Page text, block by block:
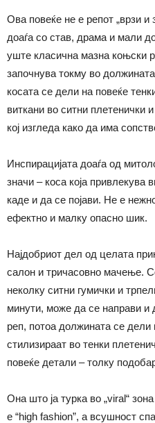
Ова повеќе не е репот „врзи и
доаѓа со став, драма и мали
уште класична мазна коњски
започнува токму во
косата се дели на повеќе
виткани во ситни плетенички
кој изгледа како да има
Инспирацијата доаѓа од
значи – коса која привлекува
каде и да се појави. Не е
ефектно и малку опасно шик.
Најдобриот дел од целата
салон и тричасовно мачење.
неколку ситни гумички и
минути, може да се направи и
реп, потоа должината се
стилизираат во тенки
повеќе детали – толку
Она што ја турка во „viral“
е “high fashion”, а всушност